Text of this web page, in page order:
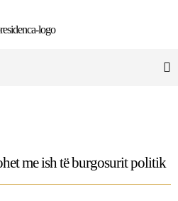
me ish të burgosurit politik